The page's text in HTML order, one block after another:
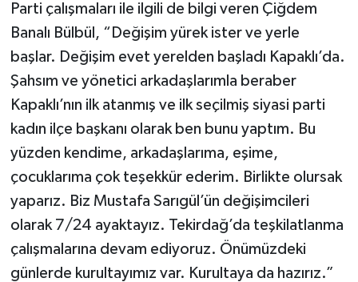
Parti çalışmaları ile ilgili de bilgi veren Çiğdem
Banalı Bülbül, “Değişim yürek ister ve yerle
başlar. Değişim evet yerelden başladı Kapaklı’da.
Şahsım ve yönetici arkadaşlarımla beraber
Kapaklı’nın ilk atanmış ve ilk seçilmiş siyasi parti
kadın ilçe başkanı olarak ben bunu yaptım. Bu
yüzden kendime, arkadaşlarıma, eşime,
çocuklarıma çok teşekkür ederim. Birlikte olursak
yaparız. Biz Mustafa Sarıgül’ün değişimcileri
olarak 7/24 ayaktayız. Tekirdağ’da teşkilatlanma
çalışmalarına devam ediyoruz. Önümüzdeki
günlerde kurultayımız var. Kurultaya da hazırız.”